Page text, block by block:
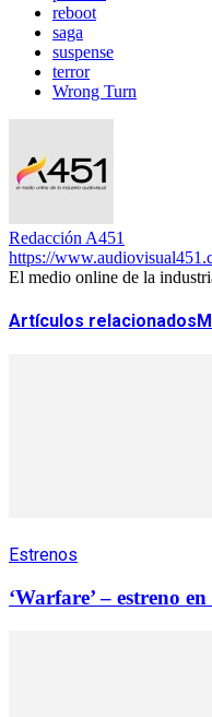
reboot
saga
suspense
terror
Wrong Turn
Redacción A451
https://
El medio online de la
Artículos relacionados
Estrenos
‘Warfare’ – estreno